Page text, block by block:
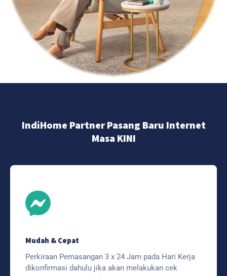
IndiHome Partner Pasang Baru Internet
Masa KINI
Mudah & Cepat
Perkiraan Pemasangan 3 x 24 Jam pada Hari Kerja
dikonfirmasi dahulu jika akan melakukan cek